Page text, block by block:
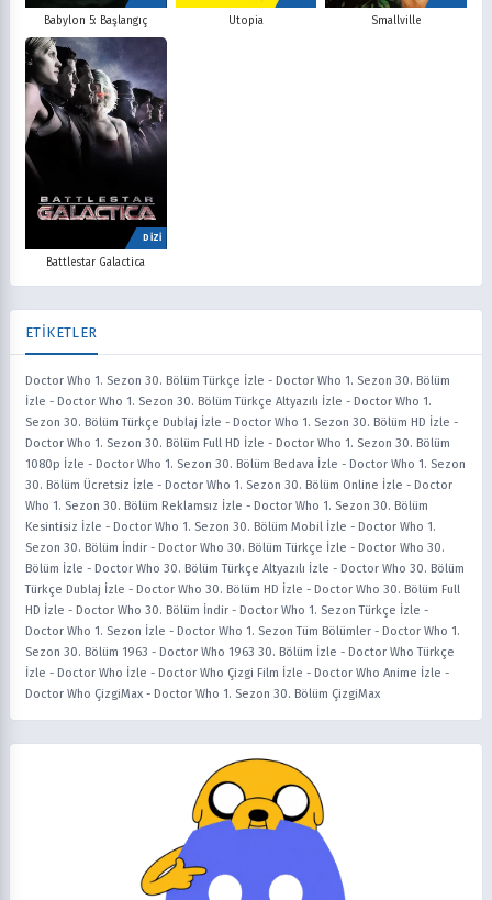
Babylon 5: Başlangıç Utopia Smallville
DİZİ
Battlestar Galactica
ETİKETLER
Doctor Who 1. Sezon 30. Bölüm Türkçe İzle - Doctor Who 1. Sezon 30. Bölüm
İzle - Doctor Who 1. Sezon 30. Bölüm Türkçe Altyazılı İzle - Doctor Who 1.
Sezon 30. Bölüm Türkçe Dublaj İzle - Doctor Who 1. Sezon 30. Bölüm HD İzle -
Doctor Who 1. Sezon 30. Bölüm Full HD İzle - Doctor Who 1. Sezon 30. Bölüm
1080p İzle - Doctor Who 1. Sezon 30. Bölüm Bedava İzle - Doctor Who 1. Sezon
30. Bölüm Ücretsiz İzle - Doctor Who 1. Sezon 30. Bölüm Online İzle - Doctor
Who 1. Sezon 30. Bölüm Reklamsız İzle - Doctor Who 1. Sezon 30. Bölüm
Kesintisiz İzle - Doctor Who 1. Sezon 30. Bölüm Mobil İzle - Doctor Who 1.
Sezon 30. Bölüm İndir - Doctor Who 30. Bölüm Türkçe İzle - Doctor Who 30.
Bölüm İzle - Doctor Who 30. Bölüm Türkçe Altyazılı İzle - Doctor Who 30. Bölüm
Türkçe Dublaj İzle - Doctor Who 30. Bölüm HD İzle - Doctor Who 30. Bölüm Full
HD İzle - Doctor Who 30. Bölüm İndir - Doctor Who 1. Sezon Türkçe İzle -
Doctor Who 1. Sezon İzle - Doctor Who 1. Sezon Tüm Bölümler - Doctor Who 1.
Sezon 30. Bölüm 1963 - Doctor Who 1963 30. Bölüm İzle - Doctor Who Türkçe
İzle - Doctor Who İzle - Doctor Who Çizgi Film İzle - Doctor Who Anime İzle -
Doctor Who ÇizgiMax - Doctor Who 1. Sezon 30. Bölüm ÇizgiMax